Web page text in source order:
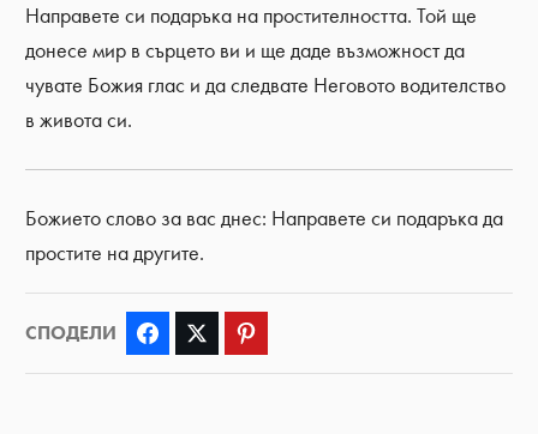
Направете си подаръка на простителността. Той ще
донесе мир в сърцето ви и ще даде възможност да
чувате Божия глас и да следвате Неговото водителство
в живота си.
Божието слово за вас днес: Направете си подаръка да
простите на другите.
СПОДЕЛИ Facebook Twitter